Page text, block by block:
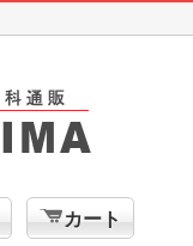
カート